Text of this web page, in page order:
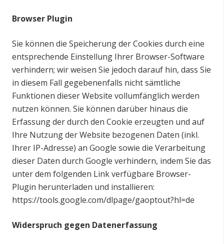
Browser Plugin
Sie können die Speicherung der Cookies durch eine
entsprechende Einstellung Ihrer Browser-Software
verhindern; wir weisen Sie jedoch darauf hin, dass Sie
in diesem Fall gegebenenfalls nicht sämtliche
Funktionen dieser Website vollumfänglich werden
nutzen können. Sie können darüber hinaus die
Erfassung der durch den Cookie erzeugten und auf
Ihre Nutzung der Website bezogenen Daten (inkl.
Ihrer IP-Adresse) an Google sowie die Verarbeitung
dieser Daten durch Google verhindern, indem Sie das
unter dem folgenden Link verfügbare Browser-
Plugin herunterladen und installieren:
https://tools.google.com/dlpage/gaoptout?hl=de
Widerspruch gegen Datenerfassung